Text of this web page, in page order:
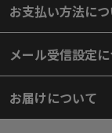
お支払い方法に
メール受信設定
お届けについて